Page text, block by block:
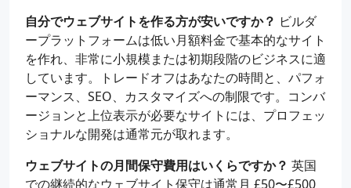
自分でウェブサイトを作る方が安いですか？ ビルダ
ープラットフォームは低い月額料金で基本的なサイト
を作れ、非常に小規模または初期段階のビジネスに適
しています。トレードオフはあなたの時間と、パフォ
ーマンス、SEO、カスタマイズへの制限です。コンバ
ージョンと上位表示が必要なサイトには、プロフェッ
ショナルな開発は通常元が取れます。
ウェブサイトの月間保守費用はいくらですか？ 英国
での継続的なウェブサイト保守は通常月 £50〜£500